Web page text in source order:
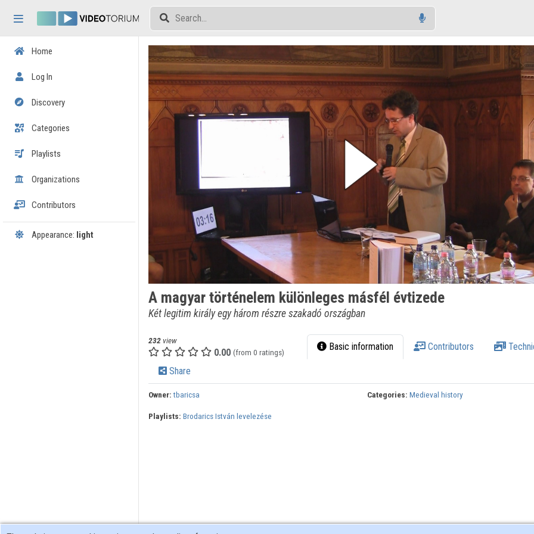
Home
Log In
Discovery
Categories
Playlists
Organizations
Contributors
Appearance: light
A magyar történelem különleges másfél évtizede
Két legitim király egy három részre szakadó országban
232view
0.00 (from 0 ratings) Basic information Contributors
Share
Owner: tbaricsa Categories: Medieval history
Playlists: Brodarics István levelezése